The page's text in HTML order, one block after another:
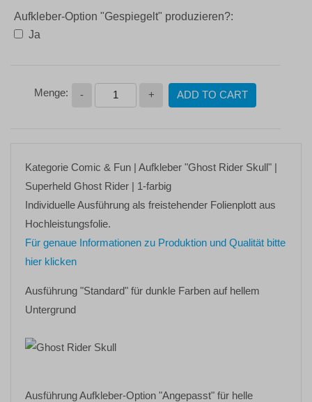
Aufkleber-Option "Gespiegelt" produzieren?:
Ja
- + ADD TO CART
Kategorie Comic & Fun | Aufkleber "Ghost Rider Skull" |
Superheld Ghost Rider | 1-farbig
Individuelle Ausführung als freistehender Folienplott aus
Hochleistungsfolie.
Für genaue Informationen zu Produktion und Qualität bitte
hier klicken
Ausführung "Standard" für dunkle Farben auf hellem
Untergrund
Ausführung Aufkleber-Option "Angepasst" für helle